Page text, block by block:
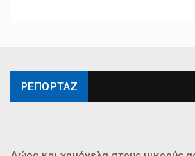
ΡΕΠΟΡΤΑΖ